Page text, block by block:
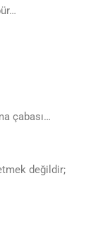
çabası…
değildir;